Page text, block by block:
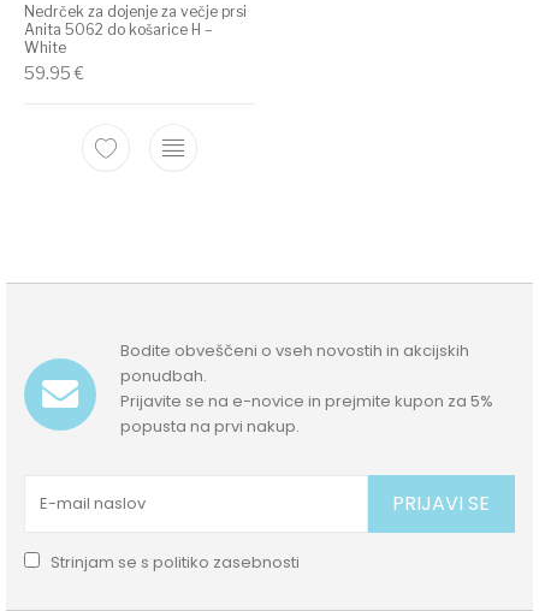
Nedrček za dojenje za večje prsi
Anita 5062 do košarice H –
White
59.95€
Bodite obveščeni o vseh novostih in akcijskih
ponudbah.
Prijavite se na e-novice in prejmite kupon za 5%
popusta na prvi nakup.
PRIJAVI SE
Strinjam se spolitiko zasebnosti